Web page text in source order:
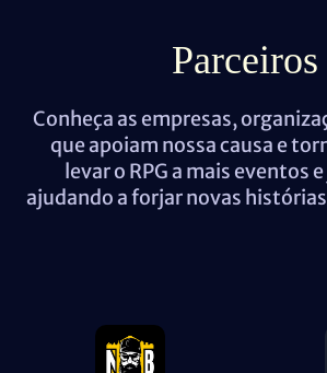
Parceiros
Conheça as empresas,
que apoiam nossa causa e
levar o RPG a mais eventos
ajudando a forjar novas